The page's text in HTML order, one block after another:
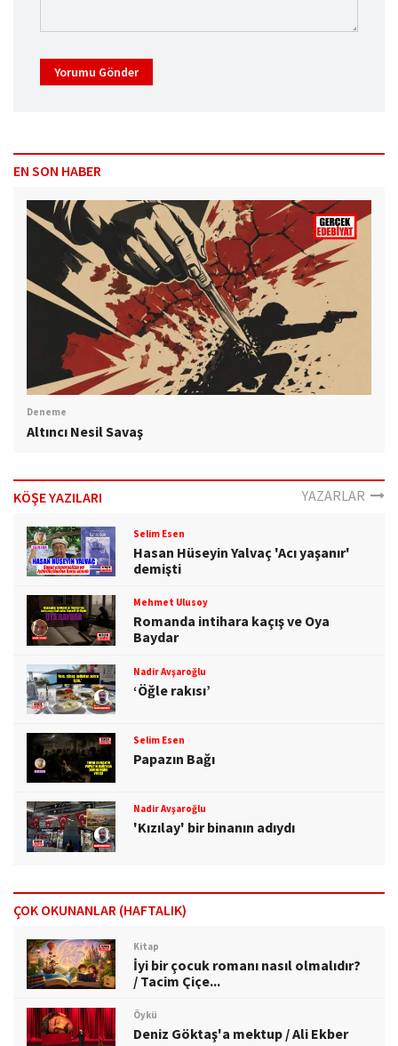
Yorumu Gönder
EN SON HABER
Deneme
Altıncı Nesil Savaş
KÖŞE YAZILARI YAZARLAR
Selim Esen
Hasan Hüseyin Yalvaç 'Acı yaşanır'
demişti
Mehmet Ulusoy
Romanda intihara kaçış ve Oya
Baydar
Nadir Avşaroğlu
‘Öğle rakısı’
Selim Esen
Papazın Bağı
Nadir Avşaroğlu
'Kızılay' bir binanın adıydı
ÇOK OKUNANLAR (HAFTALIK)
Kitap
İyi bir çocuk romanı nasıl olmalıdır?
/ Tacim Çiçe...
Öykü
Deniz Göktaş'a mektup / Ali Ekber